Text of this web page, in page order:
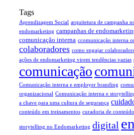
Tags
Aprendizagem Social arquitetura de campanha
endomarketing campanhas de
comunicação interna ccomunicação interna
colaboradores como engajar
ações de endomarketing virem tendências vazias
comunicação
Comunicação interna e employer branding
organizacional Comunicação interna e
a chave para uma cultura de segurança
conteúdo em treinamentos curadoria de
storytelling no Endomarketing digital